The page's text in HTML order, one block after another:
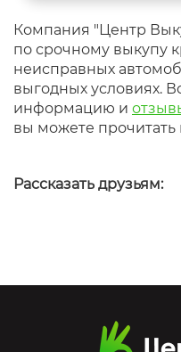
Компания "Центр
по срочному выкупу
неисправных
выгодных условиях.
информацию и
вы можете прочитать
Рассказать друзьям: